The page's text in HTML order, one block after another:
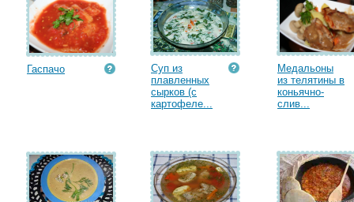
Гаспачо
Суп из
плавленных
сырков (с
картофеле...
Медальоны
из телятины в
коньячно-
слив...